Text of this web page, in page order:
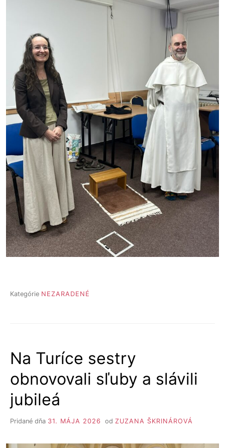
Kategórie NEZARADENÉ
Na Turíce sestry
obnovovali sľuby a slávili
jubileá
Pridané dňa 31. MÁJA 2026 od ZUZANA ŠKRINÁROVÁ